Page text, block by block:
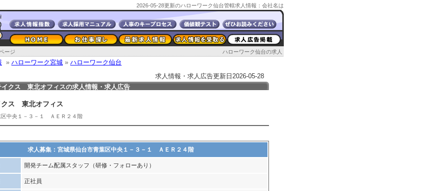
2026-05-28更新のハローワーク仙台管轄求人情報：会社名は
ハローワーク仙台の求人
ージ
» ハローワーク宮城 » ハローワーク仙台
求人情報・求人広告更新日2026-05-28
クス 東北オフィスの求人情報・求人広告
ス 東北オフィス
区中央１－３－１ ＡＥＲ２４階
求人募集：宮城県仙台市青葉区中央１－３－１ ＡＥＲ２４階
開発チーム配属スタッフ（研修・フォローあり）
正社員